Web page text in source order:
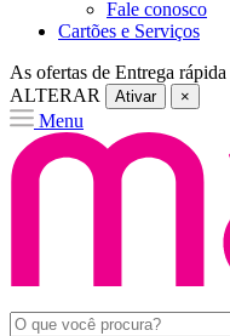
Fale conosco
Cartões e Serviços
As ofertas de Entrega rápida
ALTERAR
Ativar ×
Menu